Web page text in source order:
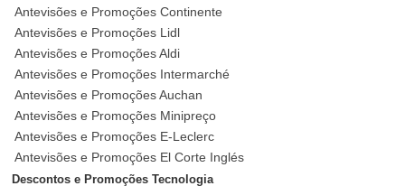
Antevisões e Promoções Continente
Antevisões e Promoções Lidl
Antevisões e Promoções Aldi
Antevisões e Promoções Intermarché
Antevisões e Promoções Auchan
Antevisões e Promoções Minipreço
Antevisões e Promoções E-Leclerc
Antevisões e Promoções El Corte Inglés
Descontos e Promoções Tecnologia